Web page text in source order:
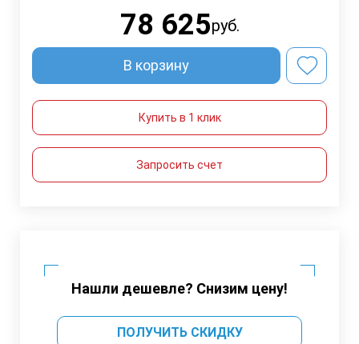
78 625руб.
В корзину
Купить в 1 клик
Запросить счет
Нашли дешевле? Снизим цену!
ПОЛУЧИТЬ СКИДКУ